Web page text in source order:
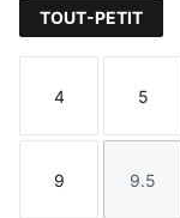
TOUT-PETIT
Taille
4
Taille
5
Taille
9
Taille
9.5